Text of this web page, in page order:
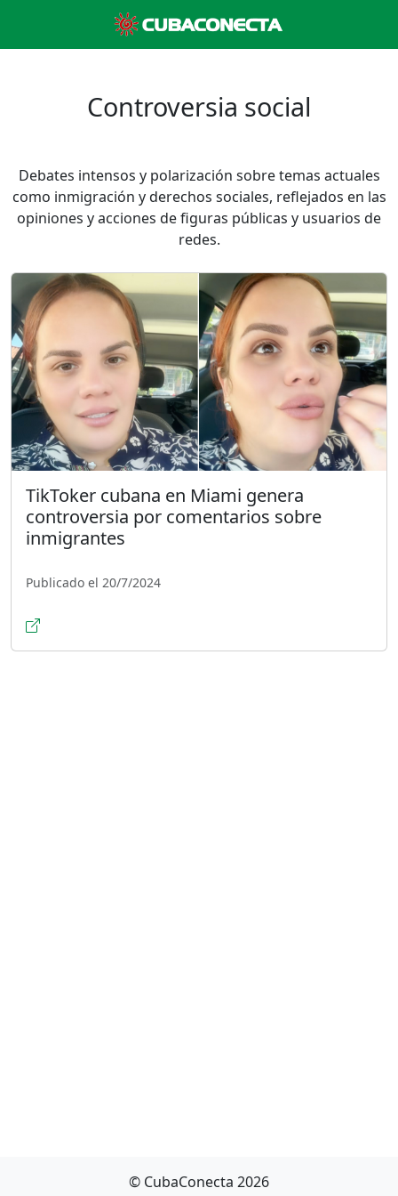
Controversia social
Debates intensos y polarización sobre temas actuales
como inmigración y derechos sociales, reflejados en las
opiniones y acciones de figuras públicas y usuarios de
redes.
TikToker cubana en Miami genera
controversia por comentarios sobre
inmigrantes
Publicado el 20/7/2024
© CubaConecta 2026